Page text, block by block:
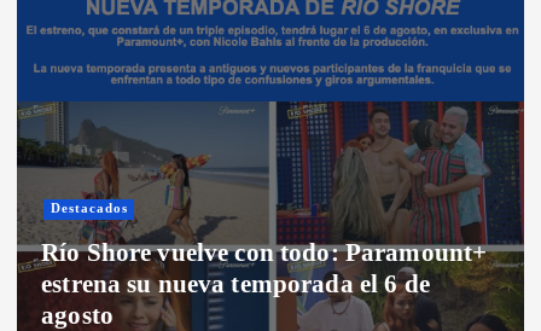
Paramount+
el 6 de
Destacados Santiago
Anota este estreno:
Nueva York en la
“Dexter: Resurrection”